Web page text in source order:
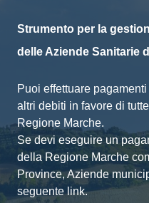
Strumento per la
delle Aziende Sanitarie
Puoi effettuare
altri debiti in favore di
Regione Marche.
Se devi eseguire un
della Regione Marche
Province, Aziende
seguente link.